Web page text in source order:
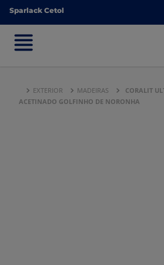
Sparlack Cetol
Sparlack Cetol
EXTERIOR MADEIRAS
CORALIT
ACETINADO GOLFINHO DE NORONHA